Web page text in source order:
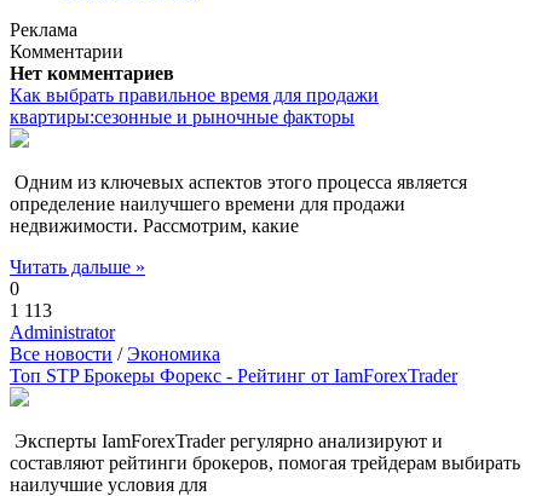
Реклама
Комментарии
Нет комментариев
Как выбрать правильное время для продажи
квартиры:сезонные и рыночные факторы
Одним из ключевых аспектов этого процесса является
определение наилучшего времени для продажи
недвижимости. Рассмотрим, какие
Читать дальше »
0
1 113
Administrator
Все новости /Экономика
Топ STP Брокеры Форекс - Рейтинг от IamForexTrader
Эксперты IamForexTrader регулярно анализируют и
составляют рейтинги брокеров, помогая трейдерам выбирать
наилучшие условия для